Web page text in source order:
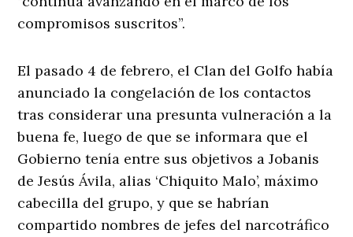
compromisos suscritos”.
El pasado 4 de febrero, el Clan del Golfo había
anunciado la congelación de los contactos
tras considerar una presunta vulneración a la
buena fe, luego de que se informara que el
Gobierno tenía entre sus objetivos a Jobanis
de Jesús Ávila, alias ‘Chiquito Malo’, máximo
cabecilla del grupo, y que se habrían
compartido nombres de jefes del narcotráfico